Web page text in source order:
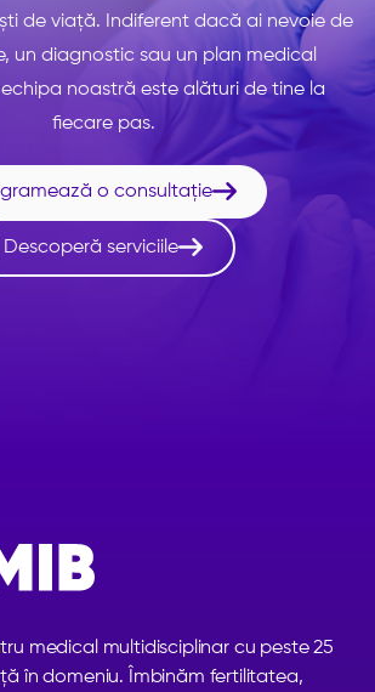
de viață. Indiferent dacă ai nevoie de
un diagnostic sau un plan medical
noastră este alături de tine la
fiecare pas.
o consultație
Descoperă serviciile
medical multidisciplinar cu peste 25
în domeniu. Îmbinăm fertilitatea,